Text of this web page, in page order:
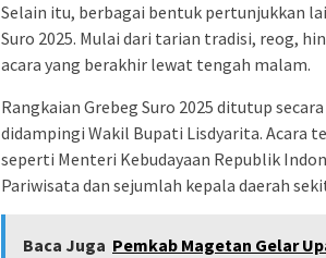
Selain itu, berbagai bentuk pertunjukkan
Suro 2025. Mulai dari tarian tradisi, reog,
acara yang berakhir lewat tengah malam.
Rangkaian Grebeg Suro 2025 ditutup
didampingi Wakil Bupati Lisdyarita. Acara
seperti Menteri Kebudayaan Republik
Pariwisata dan sejumlah kepala daerah
Baca Juga Pemkab Magetan Gelar